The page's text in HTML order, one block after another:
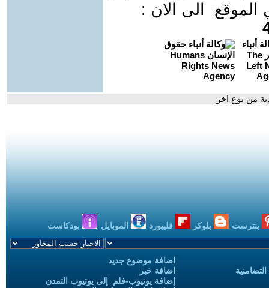
الى الان :
من نوع اخر
بنترست بلوكر فليبورد الموبايل بودكاست
اضافة موضوع جديد
اضافة خبر
إضافة يوتيوب-فلم إلى يوتيوب التمدن